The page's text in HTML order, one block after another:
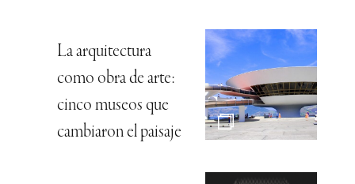
La arquitectura
como obra de arte:
cinco museos que
cambiaron el paisaje